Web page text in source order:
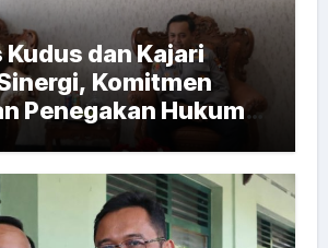
dan Kajari
Komitmen
Penegakan Hukum